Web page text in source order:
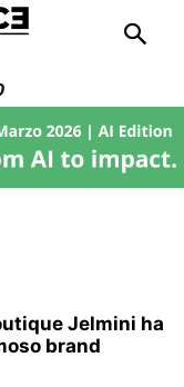
Jelmini ha
brand